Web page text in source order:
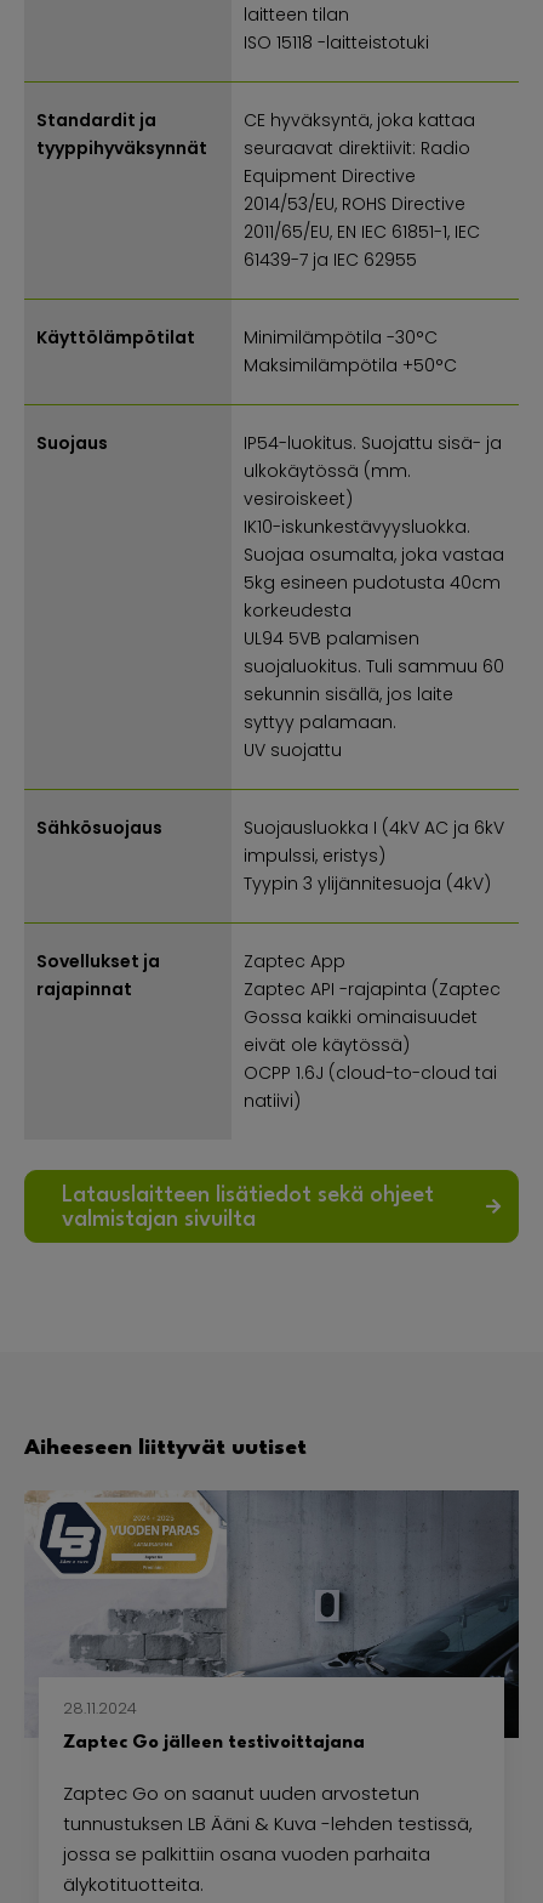
laitteen tilan
ISO 15118 -laitteistotuki
Standardit ja
tyyppihyväksynnät
CE hyväksyntä, joka kattaa
seuraavat direktiivit: Radio
Equipment Directive
2014/53/EU, ROHS Directive
2011/65/EU, EN IEC 61851-1, IEC
61439-7 ja IEC 62955
Käyttölämpötilat
Minimilämpötila -30°C
Maksimilämpötila +50°C
Suojaus
IP54-luokitus. Suojattu sisä- ja
ulkokäytössä (mm.
vesiroiskeet)
IK10-iskunkestävyysluokka.
Suojaa osumalta, joka vastaa
5kg esineen pudotusta 40cm
korkeudesta
UL94 5VB palamisen
suojaluokitus. Tuli sammuu 60
sekunnin sisällä, jos laite
syttyy palamaan.
UV suojattu
Sähkösuojaus
Suojausluokka I (4kV AC ja 6kV
impulssi, eristys)
Tyypin 3 ylijännitesuoja (4kV)
Sovellukset ja
rajapinnat
Zaptec App
Zaptec API -rajapinta (Zaptec
Gossa kaikki ominaisuudet
eivät ole käytössä)
OCPP 1.6J (cloud-to-cloud tai
natiivi)
Latauslaitteen lisätiedot sekä ohjeet
valmistajan sivuilta
Aiheeseen liittyvät uutiset
28.11.2024
Zaptec Go jälleen testivoittajana
Zaptec Go on saanut uuden arvostetun
tunnustuksen LB Ääni & Kuva -lehden testissä,
jossa se palkittiin osana vuoden parhaita
älykotituotteita.